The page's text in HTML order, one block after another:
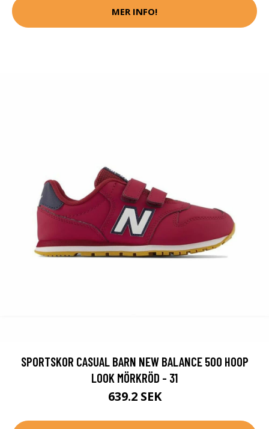
MER INFO!
SPORTSKOR CASUAL BARN NEW BALANCE 500 HOOP
LOOK MÖRKRÖD - 31
639.2 SEK